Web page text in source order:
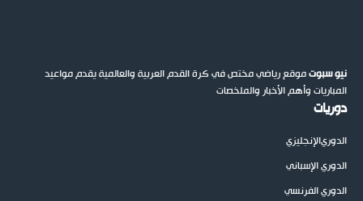
نيو سبوتموقع رياضي مختص في كرة القدم العربية والعالمية يقدم مواعيد
المباريات وأهم الأخبار والملخصات
دوريات
الدوريالإنجليزي
الدوري الإسباني
الدوري الفرنسي